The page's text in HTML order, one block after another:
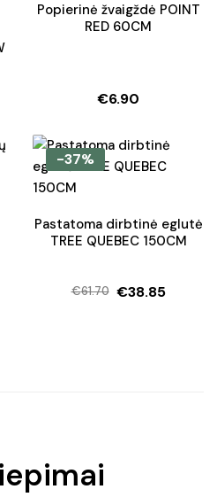
Popierinė žvaigždė POINT
RED 60CM
€6.90
-37%
Pastatoma dirbtinė eglutė
TREE QUEBEC 150CM
€61.70
Original
€38.85
Current